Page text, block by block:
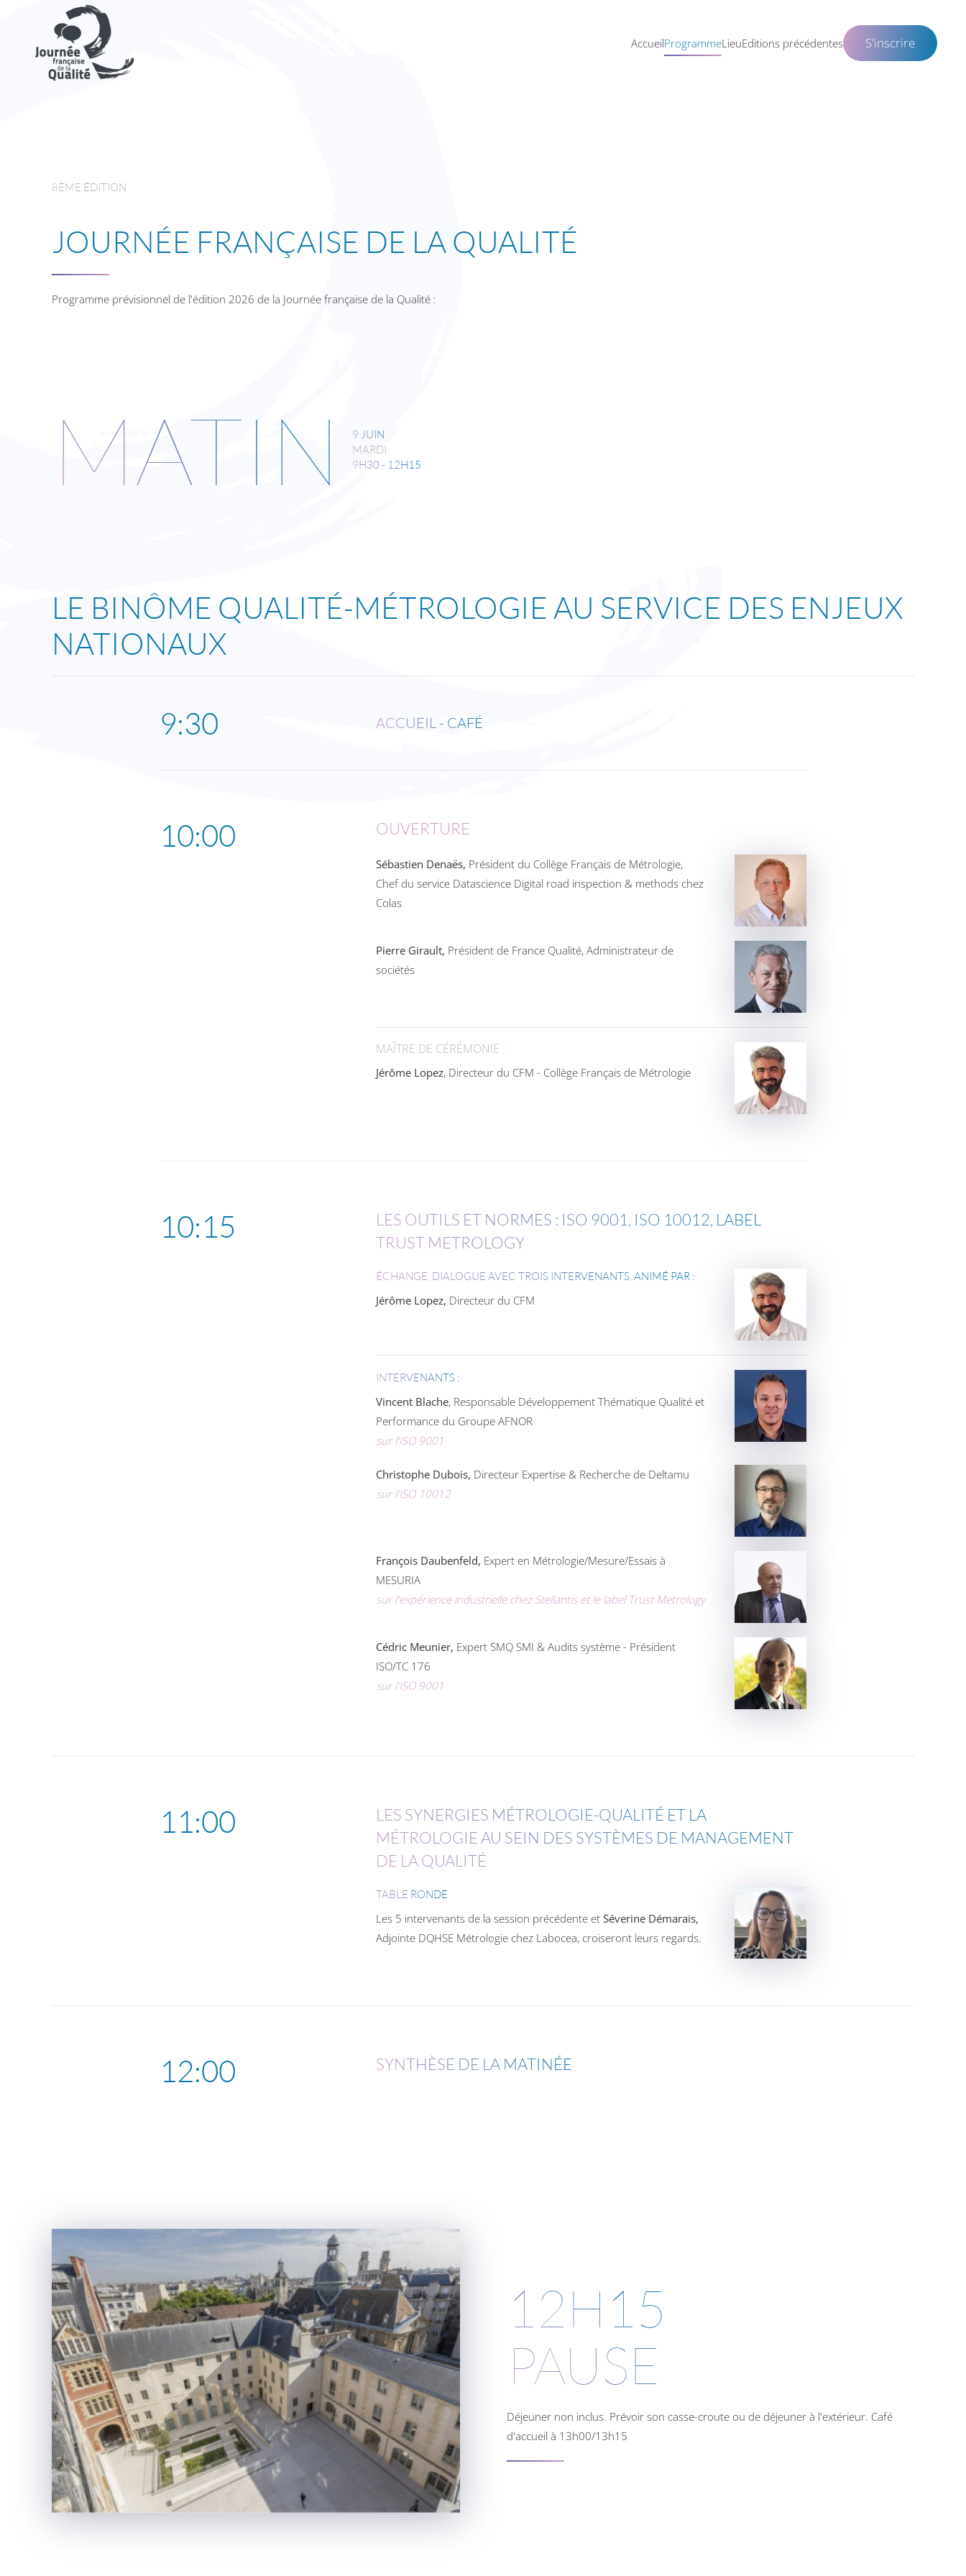
Skip to main content AccueilProgrammeLieuEditions précédentes S'inscrire
8ÈME ÉDITION
JOURNÉE FRANÇAISE DE LA QUALITÉ
Programme prévisionnel de l'édition 2026 de la Journée française de la Qualité :
MATIN
9 JUIN
MARDI
9H30 - 12H15
LE BINÔME QUALITÉ-MÉTROLOGIE AU SERVICE DES ENJEUX
NATIONAUX
9:30 ACCUEIL - CAFÉ
10:00 OUVERTURE
Sébastien Denaës, Président du Collège Français de Métrologie,
Chef du service Datascience Digital road inspection & methods chez
Colas
Pierre Girault, Président de France Qualité, Administrateur de
sociétés
MAÎTRE DE CÉRÉMONIE :
Jérôme Lopez, Directeur du CFM - Collège Français de Métrologie
10:15
LES OUTILS ET NORMES : ISO 9001, ISO 10012, LABEL
TRUST METROLOGY
ÉCHANGE, DIALOGUE AVEC TROIS INTERVENANTS, ANIMÉ PAR :
Jérôme Lopez, Directeur du CFM
INTERVENANTS :
Vincent Blache, Responsable Développement Thématique Qualité et
Performance du Groupe AFNOR
sur l'ISO 9001
Christophe Dubois, Directeur Expertise & Recherche de Deltamu
sur l'ISO 10012
François Daubenfeld, Expert en Métrologie/Mesure/Essais à
MESURIA
sur l'expérience industrielle chez Stellantis et le label Trust Metrology
Cédric Meunier, Expert SMQ SMI & Audits système - Président
ISO/TC 176
sur l'ISO 9001
11:00
LES SYNERGIES MÉTROLOGIE-QUALITÉ ET LA
MÉTROLOGIE AU SEIN DES SYSTÈMES DE MANAGEMENT
DE LA QUALITÉ
TABLE RONDE
Les 5 intervenants de la session précédente et Séverine Démarais,
Adjointe DQHSE Métrologie chez Labocea, croiseront leurs regards.
12:00 SYNTHÈSE DE LA MATINÉE
12H15
PAUSE
Déjeuner non inclus. Prévoir son casse-croute ou de déjeuner à l'extérieur. Café
d'accueil à 13h00/13h15